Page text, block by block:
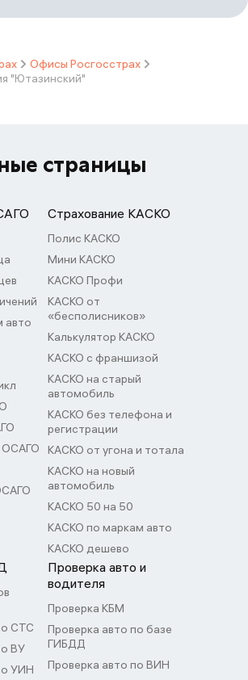
Офисы Росгосстрах
"Ютазинский"
страницы
авто
ОСАГО
Страхование КАСКО
Полис КАСКО
Мини КАСКО
КАСКО Профи
КАСКО от
«бесполисников»
Калькулятор КАСКО
КАСКО с франшизой
КАСКО на старый
автомобиль
КАСКО без телефона и
регистрации
КАСКО от угона и тотала
КАСКО на новый
автомобиль
КАСКО 50 на 50
КАСКО по маркам авто
КАСКО дешево
СТС
ВУ
УИН
Проверка авто и
водителя
Проверка КБМ
Проверка авто по базе
ГИБДД
Проверка авто по ВИН